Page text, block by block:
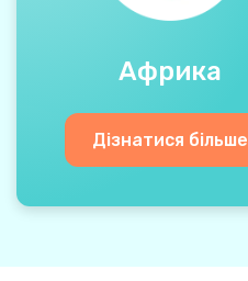
Африка
Дізнатися більше